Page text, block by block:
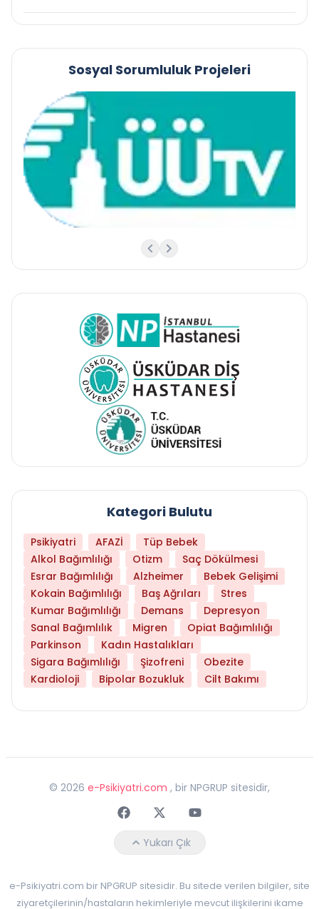
Sosyal Sorumluluk Projeleri
Kategori Bulutu
Psikiyatri AFAZİ
Tüp Bebek
Alkol Bağımlılığı
Otizm
Saç Dökülmesi
Esrar Bağımlılığı
Alzheimer
Bebek Gelişimi
Kokain Bağımlılığı
Baş Ağrıları
Stres
Kumar Bağımlılığı
Demans
Depresyon
Sanal Bağımlılık
Migren
Opiat Bağımlılığı
Parkinson
Kadın Hastalıkları
Sigara Bağımlılığı
Şizofreni
Obezite
Kardioloji
Bipolar Bozukluk Cilt Bakımı
© 2026 e-Psikiyatri.com , bir NPGRUP sitesidir,
FaceebokTwitterYoutube
Yukarı Çık
e-Psikiyatri.com bir NPGRUP sitesidir. Bu sitede verilen bilgiler, site
ziyaretçilerinin/hastaların hekimleriyle mevcut ilişkilerini ikame